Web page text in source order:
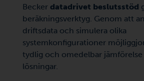
Becker datadrivet beslutsstöd
beräkningsverktyg. Genom att
driftsdata och simulera olika
systemkonfigurationer
tydlig och omedelbar
lösningar.